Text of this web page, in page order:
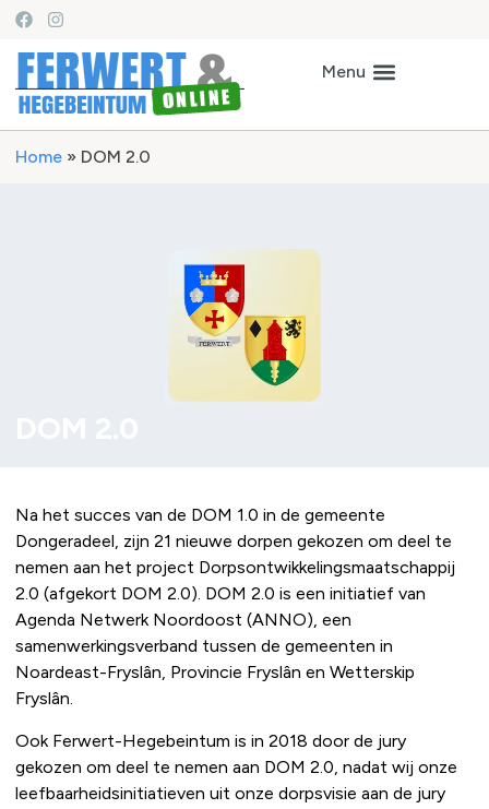
Home » DOM 2.0
Na het succes van de DOM 1.0 in de gemeente
Dongeradeel, zijn 21 nieuwe dorpen gekozen om deel te
nemen aan het project Dorpsontwikkelingsmaatschappij
2.0 (afgekort DOM 2.0). DOM 2.0 is een initiatief van
Agenda Netwerk Noordoost (ANNO), een
samenwerkingsverband tussen de gemeenten in
Noardeast-Fryslân, Provincie Fryslân en Wetterskip
Fryslân.
Ook Ferwert-Hegebeintum is in 2018 door de jury
gekozen om deel te nemen aan DOM 2.0, nadat wij onze
leefbaarheidsinitiatieven uit onze dorpsvisie aan de jury